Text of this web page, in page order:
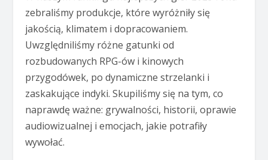
zebraliśmy produkcje, które wyróżniły się
jakością, klimatem i dopracowaniem.
Uwzględniliśmy różne gatunki od
rozbudowanych RPG-ów i kinowych
przygodówek, po dynamiczne strzelanki i
zaskakujące indyki. Skupiliśmy się na tym, co
naprawdę ważne: grywalności, historii, oprawie
audiowizualnej i emocjach, jakie potrafiły
wywołać.